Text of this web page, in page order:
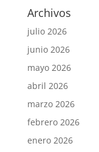
Archivos
julio 2026
junio 2026
mayo 2026
abril 2026
marzo 2026
febrero 2026
enero 2026